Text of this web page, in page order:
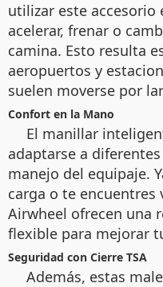
utilizar este accesorio
acelerar, frenar o
camina. Esto resulta
aeropuertos y
suelen moverse por
Confort en la Mano
El manillar
adaptarse a
manejo del equipaje.
carga o te encuentres
Airwheel ofrecen una
flexible para mejorar
Seguridad con Cierre TSA
Además, estas